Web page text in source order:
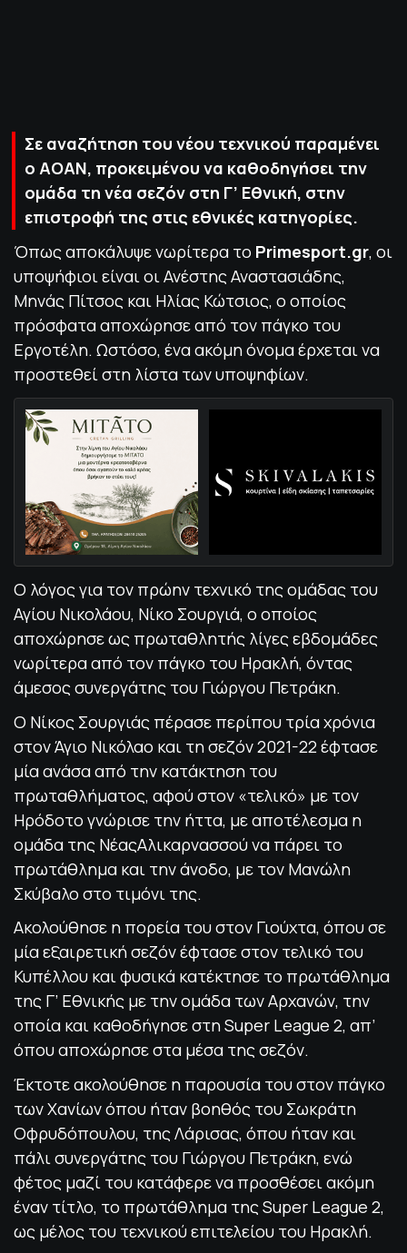
Σε αναζήτηση του νέου τεχνικού παραμένει
ο ΑΟΑΝ, προκειμένου να καθοδηγήσει την
ομάδα τη νέα σεζόν στη Γ’ Εθνική, στην
επιστροφή της στις εθνικές κατηγορίες.
Όπως αποκάλυψε νωρίτερα το Primesport.gr, οι
υποψήφιοι είναι οι Ανέστης Αναστασιάδης,
Μηνάς Πίτσος και Ηλίας Κώτσιος, ο οποίος
πρόσφατα αποχώρησε από τον πάγκο του
Εργοτέλη. Ωστόσο, ένα ακόμη όνομα έρχεται να
προστεθεί στη λίστα των υποψηφίων.
Ο λόγος για τον πρώην τεχνικό της ομάδας του
Αγίου Νικολάου, Νίκο Σουργιά, ο οποίος
αποχώρησε ως πρωταθλητής λίγες εβδομάδες
νωρίτερα από τον πάγκο του Ηρακλή, όντας
άμεσος συνεργάτης του Γιώργου Πετράκη.
Ο Νίκος Σουργιάς πέρασε περίπου τρία χρόνια
στον Άγιο Νικόλαο και τη σεζόν 2021-22 έφτασε
μία ανάσα από την κατάκτηση του
πρωταθλήματος, αφού στον «τελικό» με τον
Ηρόδοτο γνώρισε την ήττα, με αποτέλεσμα η
ομάδα της ΝέαςΑλικαρνασσού να πάρει το
πρωτάθλημα και την άνοδο, με τον Μανώλη
Σκύβαλο στο τιμόνι της.
Ακολούθησε η πορεία του στον Γιούχτα, όπου σε
μία εξαιρετική σεζόν έφτασε στον τελικό του
Κυπέλλου και φυσικά κατέκτησε το πρωτάθλημα
της Γ’ Εθνικής με την ομάδα των Αρχανών, την
οποία και καθοδήγησε στη Super League 2, απ’
όπου αποχώρησε στα μέσα της σεζόν.
Έκτοτε ακολούθησε η παρουσία του στον πάγκο
των Χανίων όπου ήταν βοηθός του Σωκράτη
Οφρυδόπουλου, της Λάρισας, όπου ήταν και
πάλι συνεργάτης του Γιώργου Πετράκη, ενώ
φέτος μαζί του κατάφερε να προσθέσει ακόμη
έναν τίτλο, το πρωτάθλημα της Super League 2,
ως μέλος του τεχνικού επιτελείου του Ηρακλή.